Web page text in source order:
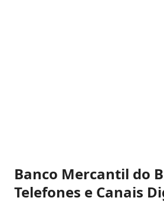
Banco Mercantil do
Telefones e Canais